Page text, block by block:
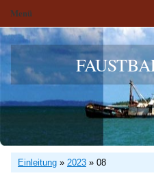
Einleitung » 2023 » 08
Menü